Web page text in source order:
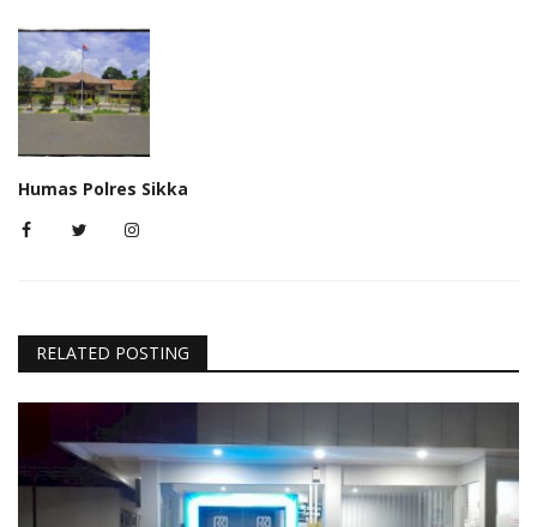
Humas Polres Sikka
RELATED POSTING